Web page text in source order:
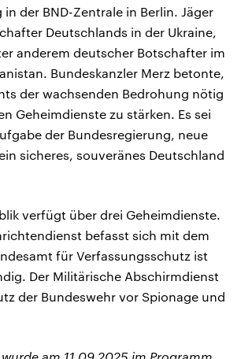
der BND-Zentrale in Berlin. Jäger
Deutschlands in der Ukraine,
anderem deutscher Botschafter im
Bundeskanzler Merz betonte,
der wachsenden Bedrohung nötig
Geheimdienste zu stärken. Es sei
der Bundesregierung, neue
sicheres, souveränes Deutschland
verfügt über drei Geheimdienste.
befasst sich mit dem
für Verfassungsschutz ist
Der Militärische Abschirmdienst
der Bundeswehr vor Spionage und